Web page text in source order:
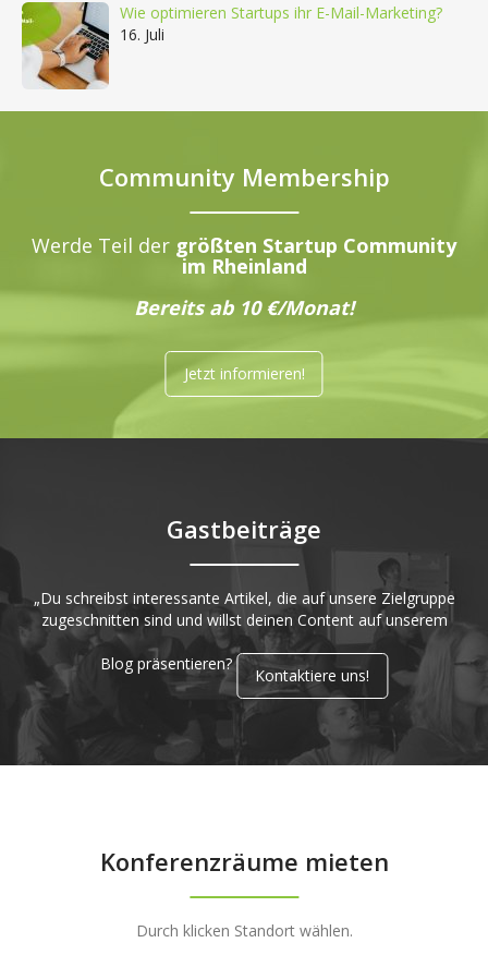
Wie optimieren Startups ihr E-Mail-Marketing?
16. Juli
Community Membership
Werde Teil der größten Startup Community
im Rheinland
Bereits ab 10 €/Monat!
Jetzt informieren!
Gastbeiträge
„Du schreibst interessante Artikel, die auf unsere Zielgruppe
zugeschnitten sind und willst deinen Content auf unserem
Blog präsentieren?
Kontaktiere uns!
Konferenzräume mieten
Durch klicken Standort wählen.